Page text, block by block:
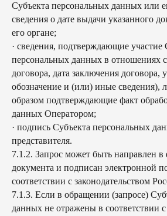
Субъекта персональных данных или
сведения о дате выдачи указанного
его органе;
· сведения, подтверждающие участие
персональных данных в отношениях
договора, дата заключения договора,
обозначение и (или) иные сведения),
образом подтверждающие факт
данных Оператором;
· подпись Субъекта персональных
представителя.
7.1.2. Запрос может быть направлен в
документа и подписан электронной
соответствии с законодательством
7.1.3. Если в обращении (запросе)
данных не отражены в соответствии